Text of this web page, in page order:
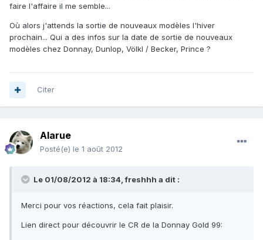
faire l'affaire il me semble...
Où alors j'attends la sortie de nouveaux modèles l'hiver
prochain... Qui a des infos sur la date de sortie de nouveaux
modèles chez Donnay, Dunlop, Völkl / Becker, Prince ?
Citer
Alarue
Posté(e) le 1 août 2012
Le 01/08/2012 à 18:34, freshhh a dit :
Merci pour vos réactions, cela fait plaisir.
Lien direct pour découvrir le CR de la Donnay Gold 99: